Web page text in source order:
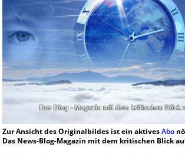
Zur Ansicht des Originalbildes ist ein aktivesAbo
Das News-Blog-Magazin mit dem kritischen Blick